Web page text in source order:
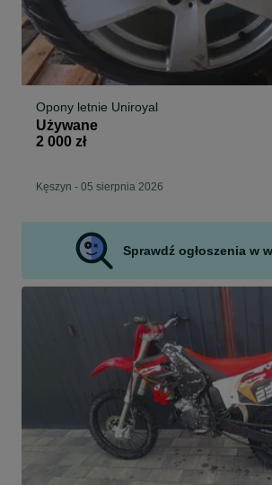
Opony letnie Uniroyal
Używane
2 000 zł
Kęszyn - 05 sierpnia 2026
Sprawdź ogłoszenia w